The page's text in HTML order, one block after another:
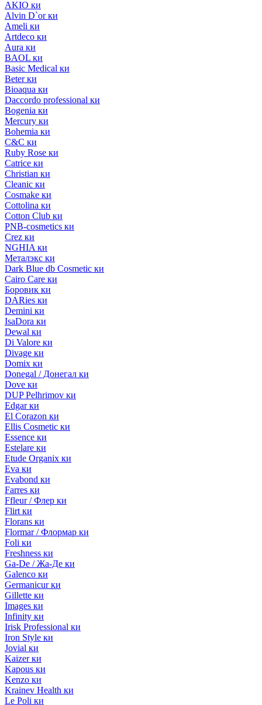
AKIO ки
Alvin D`or ки
Ameli ки
Artdeco ки
Aura ки
BAOL ки
Basic Medical ки
Beter ки
Bioaqua ки
Daccordo professional ки
Bogenia ки
Mercury ки
Bohemia ки
C&C ки
Ruby Rose ки
Catrice ки
Christian ки
Cleanic ки
Cosmake ки
Cottolina ки
Cotton Club ки
PNB-cosmetics ки
Crez ки
NGHIA ки
Металэкс ки
Dark Blue db Cosmetic ки
Cairo Care ки
Боровик ки
DARies ки
Demini ки
IsaDora ки
Dewal ки
Di Valore ки
Divage ки
Domix ки
Donegal / Донегал ки
Dove ки
DUP Pelhrimov ки
Edgar ки
El Corazon ки
Ellis Cosmetic ки
Essence ки
Estelare ки
Etude Organix ки
Eva ки
Evabond ки
Farres ки
Ffleur / Флер ки
Flirt ки
Florans ки
Flormar / Флормар ки
Foli ки
Freshness ки
Ga-De / Жа-Де ки
Galenco ки
Germanicur ки
Gillette ки
Images ки
Infinity ки
Irisk Professional ки
Iron Style ки
Jovial ки
Kaizer ки
Kapous ки
Kenzo ки
Krainev Health ки
Le Poli ки